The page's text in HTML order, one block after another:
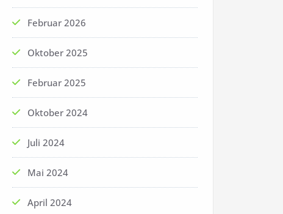
Februar 2026
Oktober 2025
Februar 2025
Oktober 2024
Juli 2024
Mai 2024
April 2024